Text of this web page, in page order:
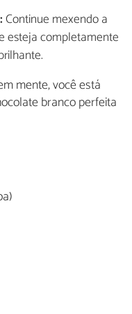
Continue mexendo a
esteja completamente
mente, você está
branco perfeita